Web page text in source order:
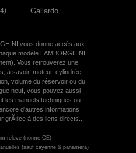
Gallardo
vous donne accès aux
modèle LAMBORGHINI
Vous retrouverez une
à savoir, moteur, cylindrée,
volume du réservoir ou du
neuf, vous pouvez aussi
les manuels techniques ou
d'autres informations
grÃ¢ce à des liens directs...
relevé (norme CE)
(sauf cayenne & panamera)